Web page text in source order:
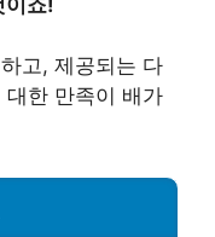
고, 제공되는 다
대한 만족이 배가